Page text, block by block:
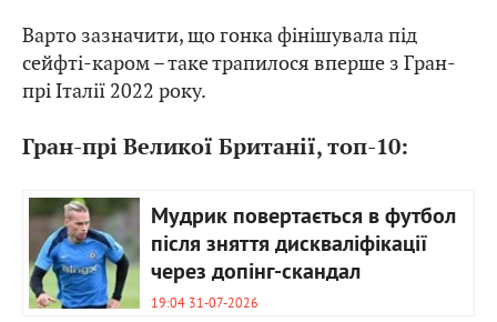
Варто зазначити, що гонка фінішувала під
сейфті-каром – таке трапилося вперше з Гран-
прі Італії 2022 року.
Гран-прі Великої Британії, топ-10:
Мудрик повертається в футбол
після зняття дискваліфікації
через допінг-скандал
19:04 31-07-2026